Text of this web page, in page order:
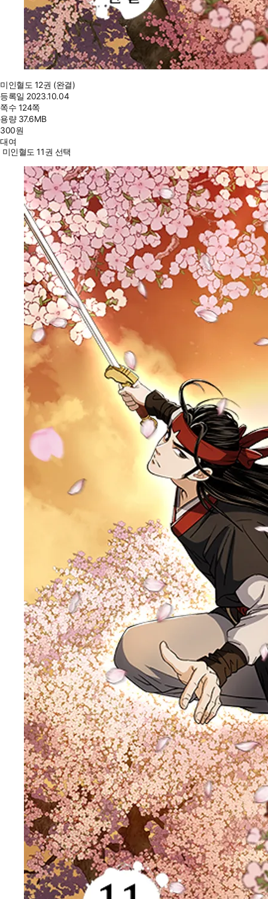
미인혈도 12권 (완결)
등록일 2023.10.04
쪽수 124쪽
용량 37.6MB
300원
대여
미인혈도 11권 선택